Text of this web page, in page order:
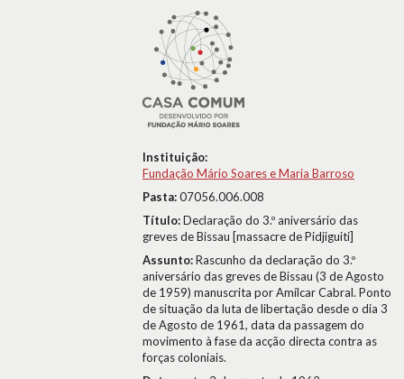
Instituição:
Fundação Mário Soares e Maria Barroso
Pasta:07056.006.008
Título:Declaração do 3.º aniversário das
greves de Bissau [massacre de Pidjiguiti]
Assunto:Rascunho da declaração do 3.º
aniversário das greves de Bissau (3 de Agosto
de 1959) manuscrita por Amílcar Cabral. Ponto
de situação da luta de libertação desde o dia 3
de Agosto de 1961, data da passagem do
movimento à fase da acção directa contra as
forças coloniais.